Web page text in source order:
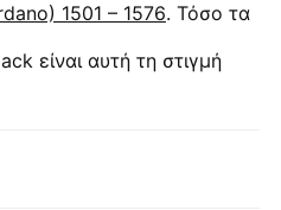
1501 – 1576. Τόσο τα
είναι αυτή τη στιγμή